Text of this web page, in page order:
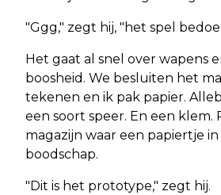
"Ggg," zegt hij, "het spel
Het gaat al snel over wapens
boosheid. We besluiten het
tekenen en ik pak papier.
een soort speer. En een klem.
magazijn waar een papiertje
boodschap.
"Dit is het prototype," zegt hij.